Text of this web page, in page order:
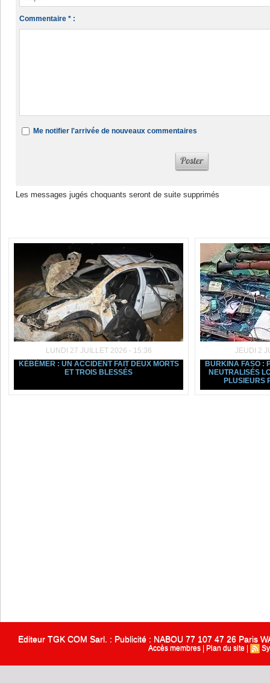
Commentaire * :
Me notifier l'arrivée de nouveaux commentaires
Les messages jugés choquants seront de suite supprimés
LUNDI 27 JUILLET 2026 - 15:36
KÉBÉMER : UN ACCIDENT FAIT DEUX MORTS
ET TROIS BLESSÉS
JEUDI 2
BURKINA FASO :
NEUTRALISÉS
PLUSIEURS
Editeur TGK COM Sarl. : Publicité : NABOU 77 107 47 26 Paris
Accès membres Plan du site